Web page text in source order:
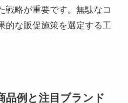
戦略が重要です。無駄なコ
的な販促施策を選定する工
品例と注目ブランド